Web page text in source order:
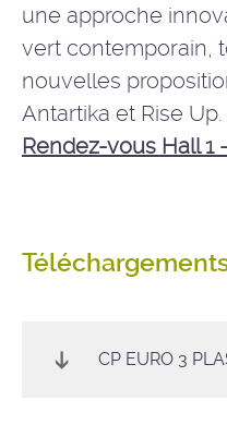
une approche
vert contemporain,
nouvelles
Antartika et Rise Up.
Rendez-vous Hall 1
CP EURO 3